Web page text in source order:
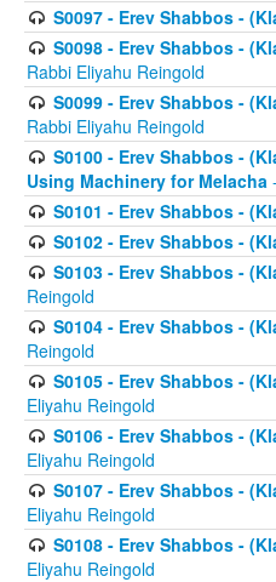
S0097 - Erev Shabbos -
S0098 - Erev Shabbos -
Rabbi Eliyahu Reingold
S0099 - Erev Shabbos -
Rabbi Eliyahu Reingold
S0100 - Erev Shabbos -
Using Machinery for Melacha
S0101 - Erev Shabbos -
S0102 - Erev Shabbos -
S0103 - Erev Shabbos -
Reingold
S0104 - Erev Shabbos -
Reingold
S0105 - Erev Shabbos -
Eliyahu Reingold
S0106 - Erev Shabbos -
Eliyahu Reingold
S0107 - Erev Shabbos -
Eliyahu Reingold
S0108 - Erev Shabbos -
Eliyahu Reingold